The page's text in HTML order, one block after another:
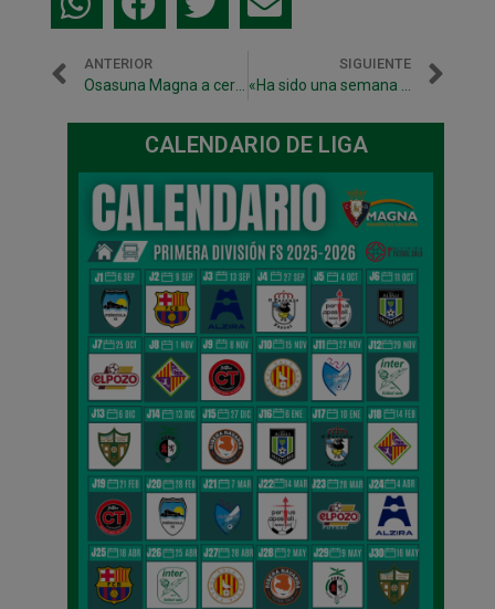
ANTERIOR
Osasuna Magna a cerrar la salvación ante Córdoba Patrimonio, este sábado desde las 13 horas en Anaitasuna
SIGUIENTE
«Ha sido una semana y un partido de mucha tensión. Nos lo hemos ganado. Este equipo se merece estar en Primera»
CALENDARIO DE LIGA